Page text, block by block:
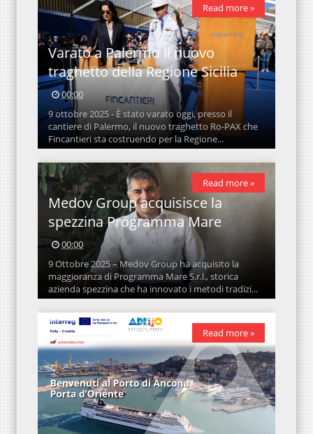
Varato a Palermo il nuovo
traghetto della Regione Sicilia
00:00
9 ottobre 2025 - È stato varato oggi, presso il
cantiere di Palermo, il nuovo traghetto Ro-PAX che
Fincantieri sta costruendo per la Regione...
Read more »
Medov Group acquisisce la
spezzina Programma Mare
00:00
9 Ottobre 2025 – Medov Group ha acquisito la
maggioranza di Programma Mare S.r.l., storica
azienda spezzina che ha innovato i metodi tradizi...
Read more »
Read more »